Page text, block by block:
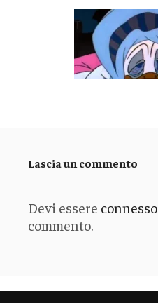
Lascia un commento
Devi essere connesso
commento.